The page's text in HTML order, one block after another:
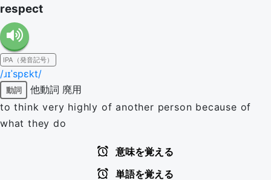
respect
IPA（発音記号）
/ɹɪˈspɛkt/
動詞 他動詞 廃用
to think very highly of another person because of
what they do
意味を覚える
単語を覚える